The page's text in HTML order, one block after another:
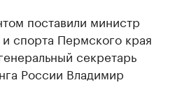
поставили министр
спорта Пермского края
секретарь
России Владимир